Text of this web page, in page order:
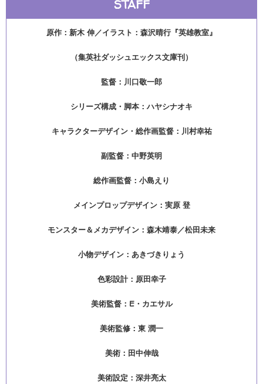
STAFF
原作：新木 伸／イラスト：森沢晴行『英雄教室』
（集英社ダッシュエックス文庫刊）
監督：川口敬一郎
シリーズ構成・脚本：ハヤシナオキ
キャラクターデザイン・総作画監督：川村幸祐
副監督：中野英明
総作画監督：小島えり
メインプロップデザイン：実原 登
モンスター＆メカデザイン：森木靖泰／松田未来
小物デザイン：あきづきりょう
色彩設計：原田幸子
美術監督：E・カエサル
美術監修：東 潤一
美術：田中伸哉
美術設定：深井亮太